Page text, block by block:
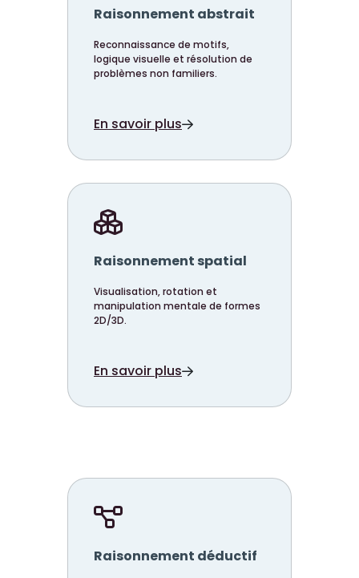
Raisonnement abstrait
Reconnaissance de motifs,
logique visuelle et résolution de
problèmes non familiers.
En savoir plus
Raisonnement spatial
Visualisation, rotation et
manipulation mentale de formes
2D/3D.
En savoir plus
Raisonnement déductif